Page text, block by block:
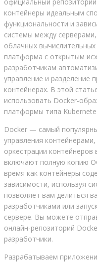
контейнеры идеальным
функциональности и
системы между
облачных
платформа с открытым
разработчикам
управление и разделение
контейнерах. В этой
использовать Docker-
платформы типа
Docker — самый
управления
оркестрации
включают полную копию
время как контейнеры
зависимости, используя
позволяет вам делиться
разработчиками или
сервере. Вы можете
онлайн-репозиторий
разработчики.
Разрабатываем